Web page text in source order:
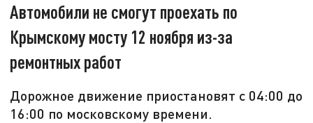
Автомобили не смогут проехать по
Крымскому мосту 12 ноября из-за
ремонтных работ
Дорожное движение приостановят с 04:00 до
16:00 по московскому времени.